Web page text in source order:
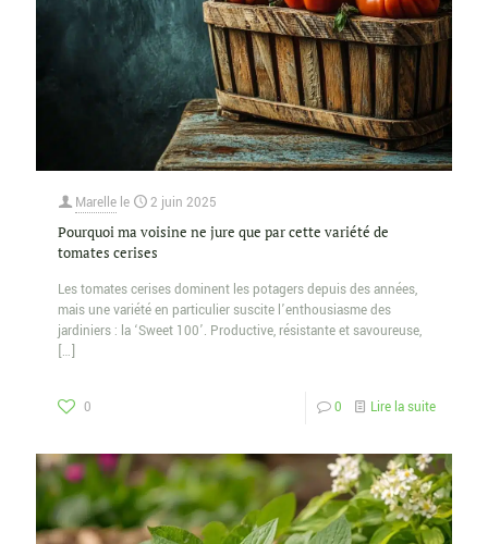
Marelle le 2 juin 2025
Pourquoi ma voisine ne jure que par cette variété de
tomates cerises
Les tomates cerises dominent les potagers depuis des années,
mais une variété en particulier suscite l’enthousiasme des
jardiniers : la ‘Sweet 100’. Productive, résistante et savoureuse,
[…]
0 0 Lire la suite